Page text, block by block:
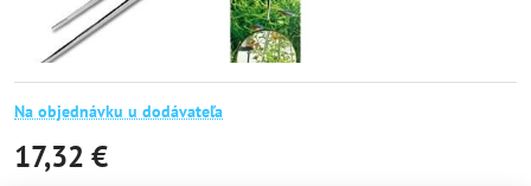
Na objednávku u dodávateľa
17,32 €